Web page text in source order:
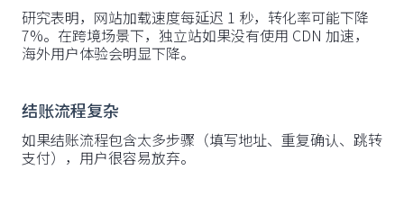
研究表明，网站加载速度每延迟 1 秒，转化率可能下降
7%。在跨境场景下，独立站如果没有使用 CDN 加速，
海外用户体验会明显下降。
结账流程复杂
如果结账流程包含太多步骤（填写地址、重复确认、跳转
支付），用户很容易放弃。